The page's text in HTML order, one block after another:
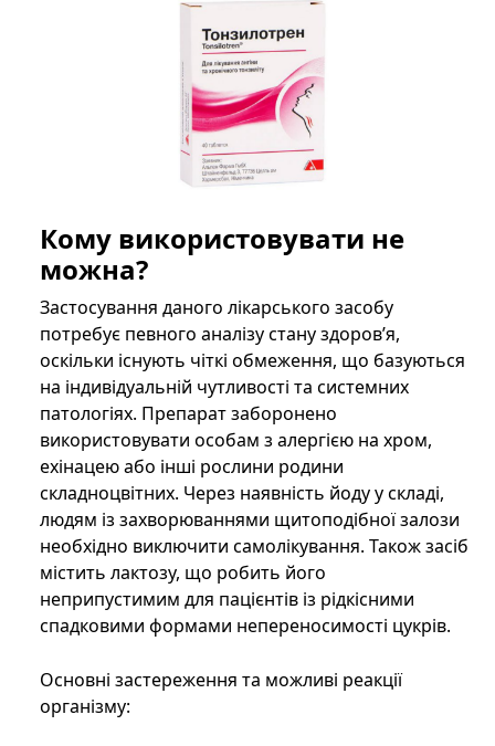
Кому використовувати не
можна?
Застосування даного лікарського засобу
потребує певного аналізу стану здоров’я,
оскільки існують чіткі обмеження, що базуються
на індивідуальній чутливості та системних
патологіях. Препарат заборонено
використовувати особам з алергією на хром,
ехінацею або інші рослини родини
складноцвітних. Через наявність йоду у складі,
людям із захворюваннями щитоподібної залози
необхідно виключити самолікування. Також засіб
містить лактозу, що робить його
неприпустимим для пацієнтів із рідкісними
спадковими формами непереносимості цукрів.
Основні застереження та можливі реакції
організму: